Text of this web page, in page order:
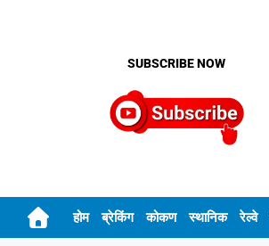
SUBSCRIBE NOW
होम ब्रेकिंग कोकण स्थानिक रेल्वे